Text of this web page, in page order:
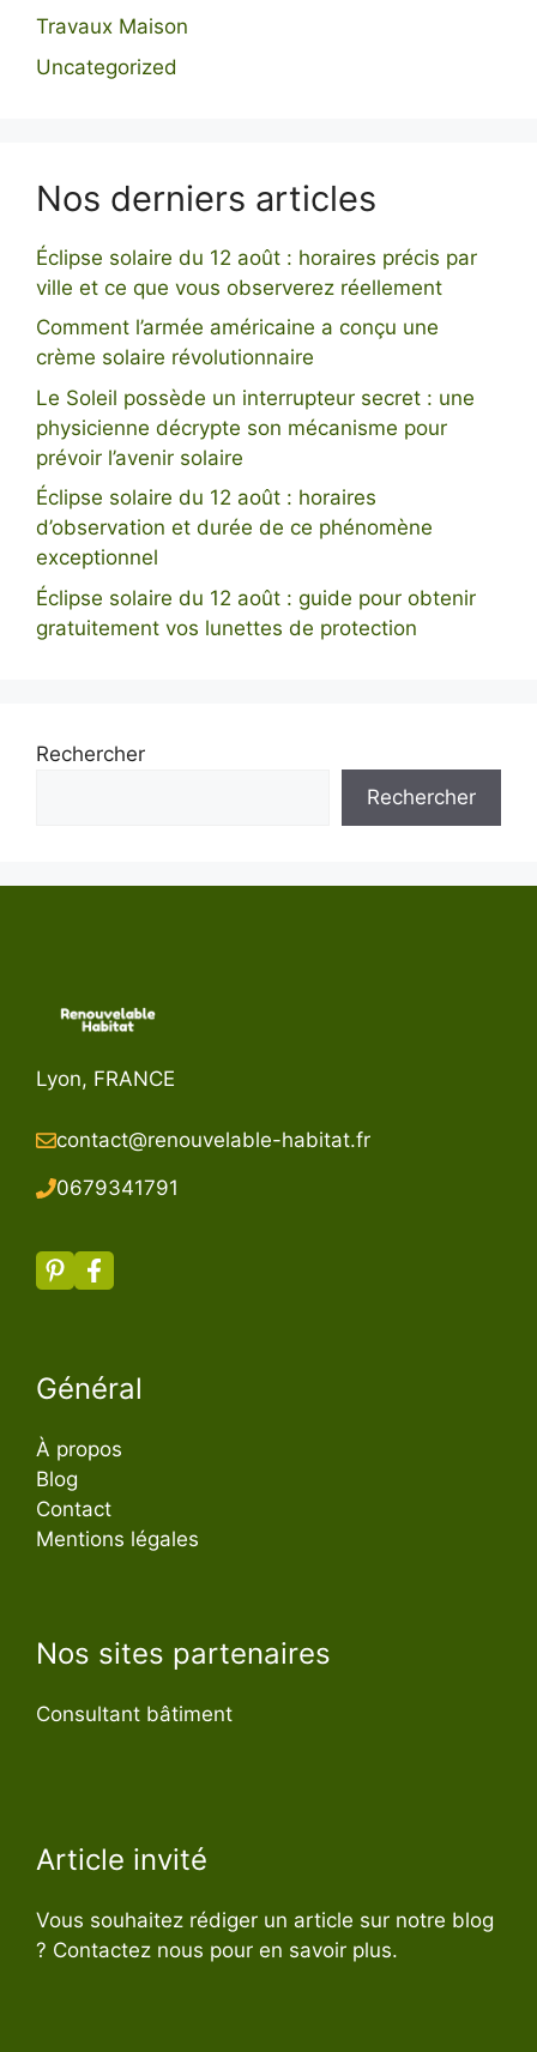
Travaux Maison
Uncategorized
Nos derniers articles
Éclipse solaire du 12 août : horaires précis par
ville et ce que vous observerez réellement
Comment l’armée américaine a conçu une
crème solaire révolutionnaire
Le Soleil possède un interrupteur secret : une
physicienne décrypte son mécanisme pour
prévoir l’avenir solaire
Éclipse solaire du 12 août : horaires
d’observation et durée de ce phénomène
exceptionnel
Éclipse solaire du 12 août : guide pour obtenir
gratuitement vos lunettes de protection
Rechercher
Rechercher
Lyon, FRANCE
contact@renouvelable-habitat.fr
0679341791
Général
À propos
Blog
Contact
Mentions légales
Nos sites partenaires
Consultant bâtiment
Article invité
Vous souhaitez rédiger un article sur notre blog
? Contactez nous pour en savoir plus.